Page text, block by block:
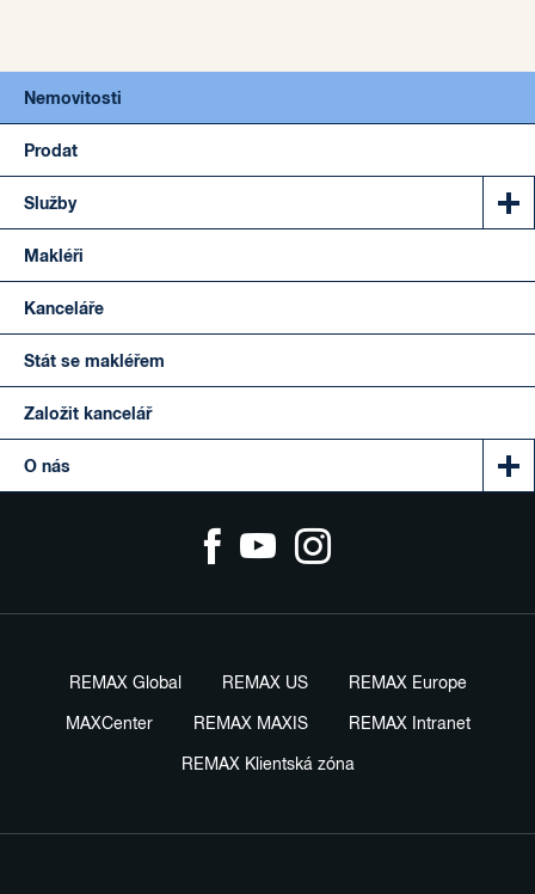
Nemovitosti
Prodat
Služby
Makléři
Kanceláře
Stát se makléřem
Založit kancelář
O nás
REMAX Global REMAX US REMAX Europe
MAXCenter REMAX MAXIS REMAX Intranet
REMAX Klientská zóna